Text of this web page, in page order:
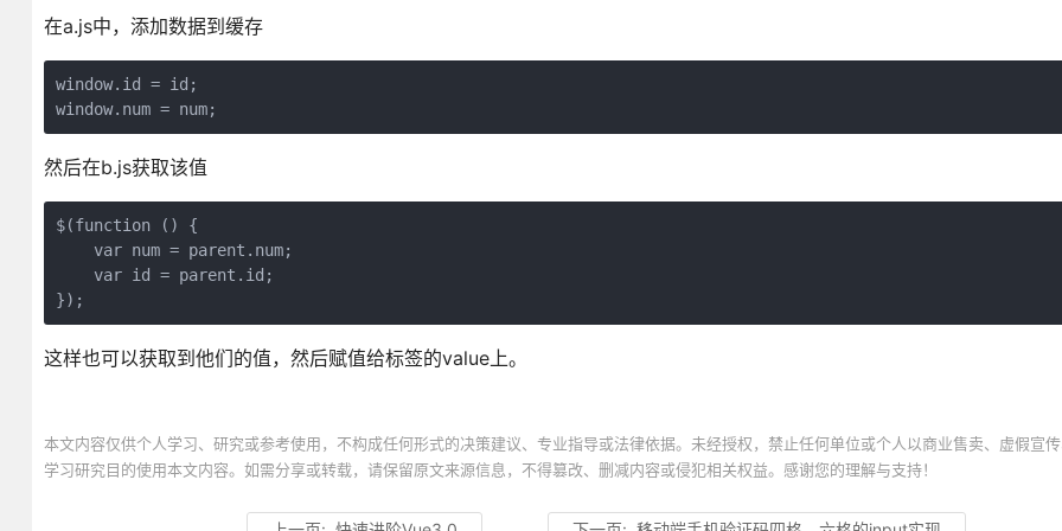
在a.js中，添加数据到缓存
window.id = id;
window.num = num;
然后在b.js获取该值
$(function () {
    var num = parent.num;
    var id = parent.id;
});
这样也可以获取到他们的值，然后赋值给标签的value上。
本文内容仅供个人学习、研究或参考使用，不构成任何形式的决策建议、专业指导或法律依据。未经授权，禁止任何单位或个人以商业售卖、虚假宣
学习研究目的使用本文内容。如需分享或转载，请保留原文来源信息，不得篡改、删减内容或侵犯相关权益。感谢您的理解与支持！